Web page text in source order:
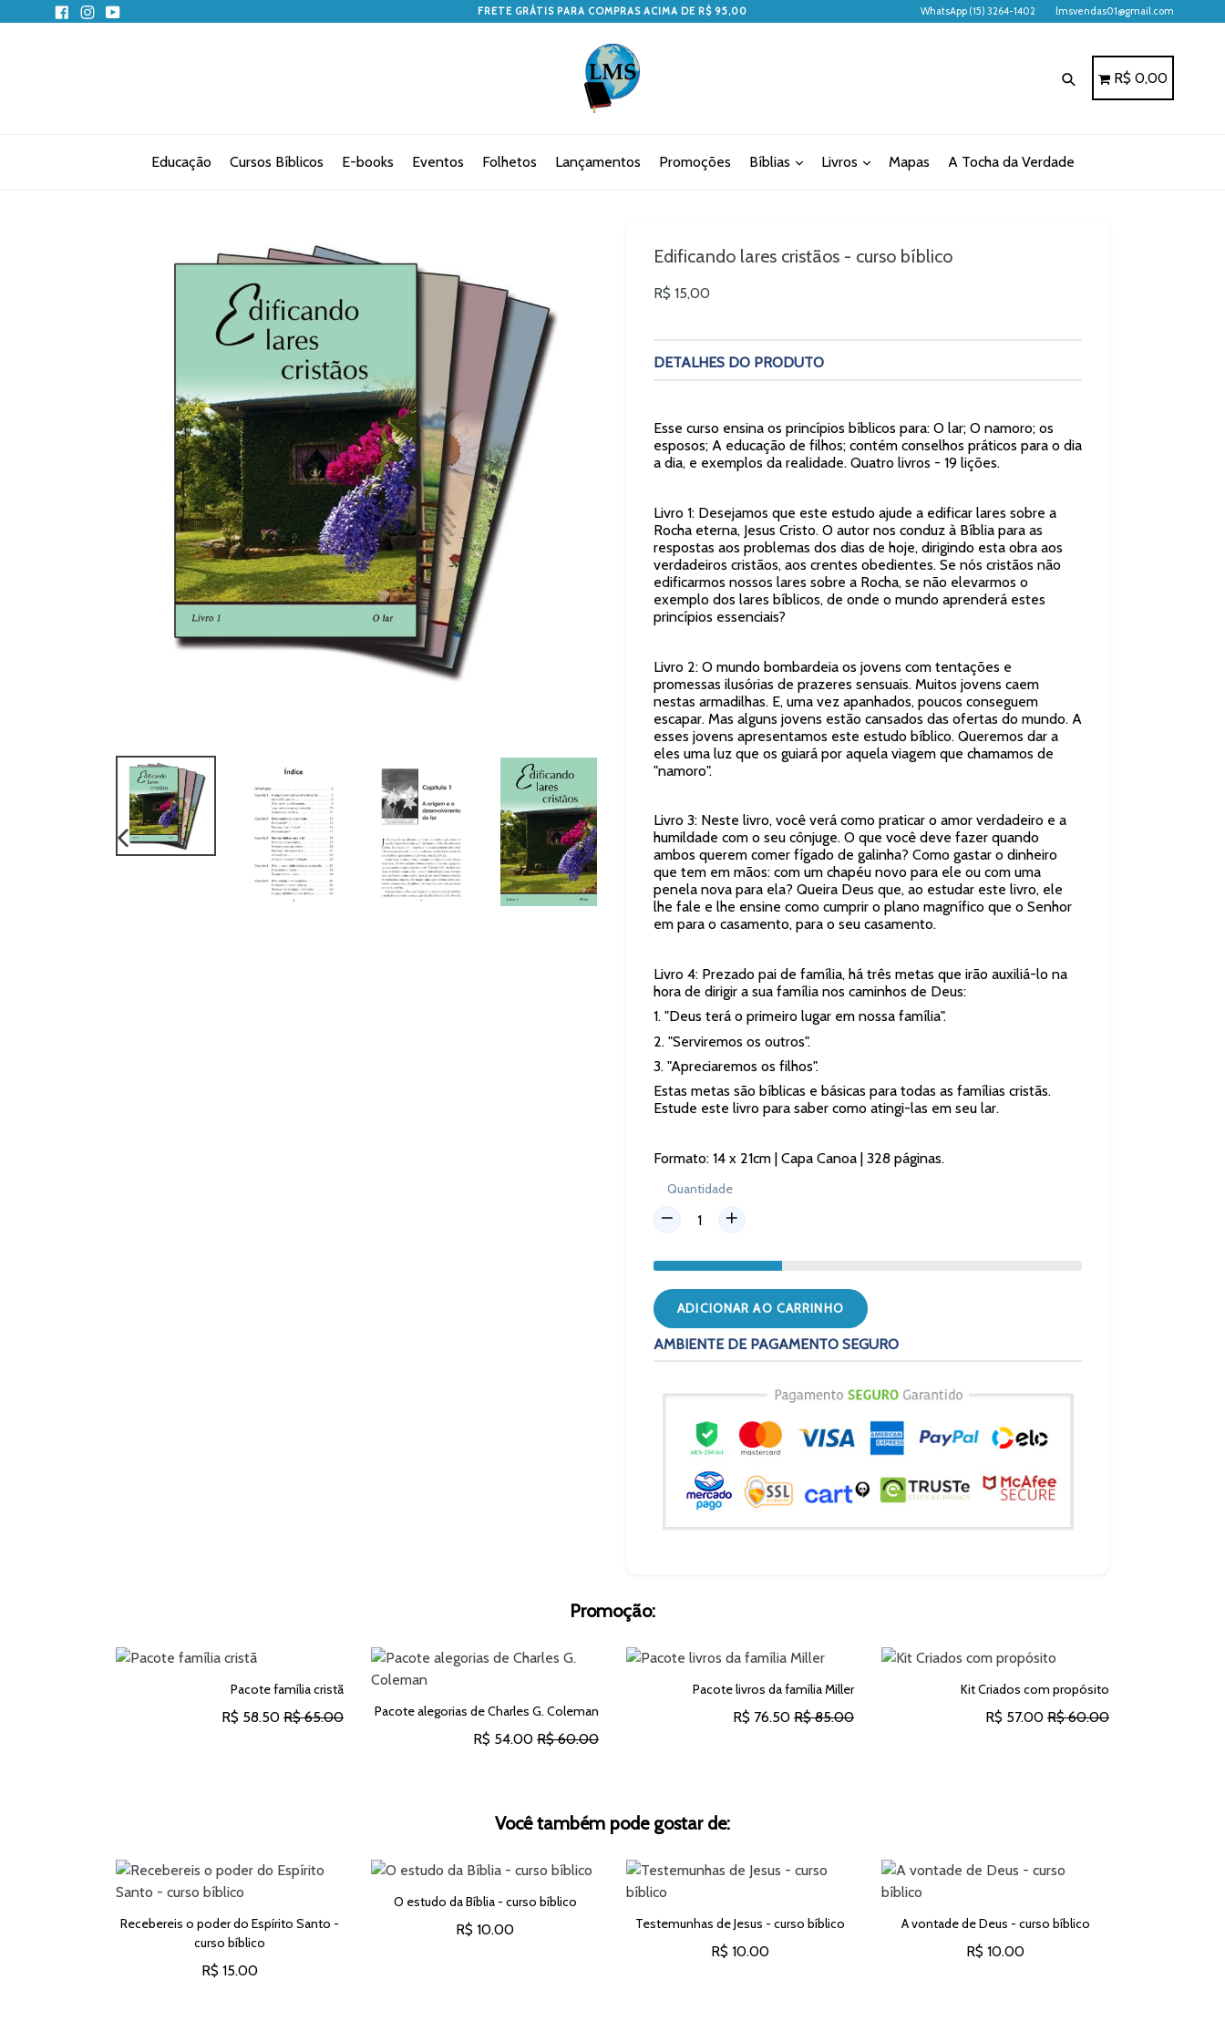
FacebookInstagram FRETE GRÁTIS PARA COMPRAS ACIMA DE R$ 95,00 WhatsApp (15) 3264-1402 lmsvendas01@gmail.com
Pesquisar
Carrinho
Carrinho
R$ 0,00
Educação Cursos Bíblicos E-books Eventos Folhetos Lançamentos Promoções Bíblias Livros Mapas A Tocha da Verdade
SLIDE
PRÓXIMO
SLIDE
Edificando lares cristãos - curso bíblico
Preço
R$ 15,00
DETALHES DO PRODUTO
Esse curso ensina os princípios bíblicos para: O lar; O namoro; os
esposos; A educação de filhos; contém conselhos práticos para o dia
a dia, e exemplos da realidade. Quatro livros - 19 lições.
Livro 1: Desejamos que este estudo ajude a edificar lares sobre a
Rocha eterna, Jesus Cristo. O autor nos conduz à Bíblia para as
respostas aos problemas dos dias de hoje, dirigindo esta obra aos
verdadeiros cristãos, aos crentes obedientes. Se nós cristãos não
edificarmos nossos lares sobre a Rocha, se não elevarmos o
exemplo dos lares bíblicos, de onde o mundo aprenderá estes
princípios essenciais?
Livro 2: O mundo bombardeia os jovens com tentações e
promessas ilusórias de prazeres sensuais. Muitos jovens caem
nestas armadilhas. E, uma vez apanhados, poucos conseguem
escapar. Mas alguns jovens estão cansados das ofertas do mundo. A
esses jovens apresentamos este estudo bíblico. Queremos dar a
eles uma luz que os guiará por aquela viagem que chamamos de
"namoro".
Livro 3: Neste livro, você verá como praticar o amor verdadeiro e a
humildade com o seu cônjuge. O que você deve fazer quando
ambos querem comer fígado de galinha? Como gastar o dinheiro
que tem em mãos: com um chapéu novo para ele ou com uma
penela nova para ela? Queira Deus que, ao estudar este livro, ele
lhe fale e lhe ensine como cumprir o plano magnífico que o Senhor
em para o casamento, para o seu casamento.
Livro 4: Prezado pai de família, há três metas que irão auxiliá-lo na
hora de dirigir a sua família nos caminhos de Deus:
1. "Deus terá o primeiro lugar em nossa família".
2. "Serviremos os outros".
3. "Apreciaremos os filhos".
Estas metas são bíblicas e básicas para todas as famílias cristãs.
Estude este livro para saber como atingi-las em seu lar.
Formato: 14 x 21cm | Capa Canoa | 328 páginas.
Quantidade
ADICIONAR AO CARRINHO
AMBIENTE DE PAGAMENTO SEGURO
Promoção:
Pacote família cristã
R$ 58.50 R$ 65.00 Pacote alegorias de Charles G. Coleman
R$ 54.00 R$ 60.00
Pacote livros da família Miller
R$ 76.50 R$ 85.00
Kit Criados com propósito
R$ 57.00 R$ 60.00
Você também pode gostar de:
Recebereis o poder do Espírito Santo -
curso bíblico
R$ 15.00
O estudo da Bíblia - curso bíblico
R$ 10.00 Testemunhas de Jesus - curso bíblico
R$ 10.00
A vontade de Deus - curso bíblico
R$ 10.00